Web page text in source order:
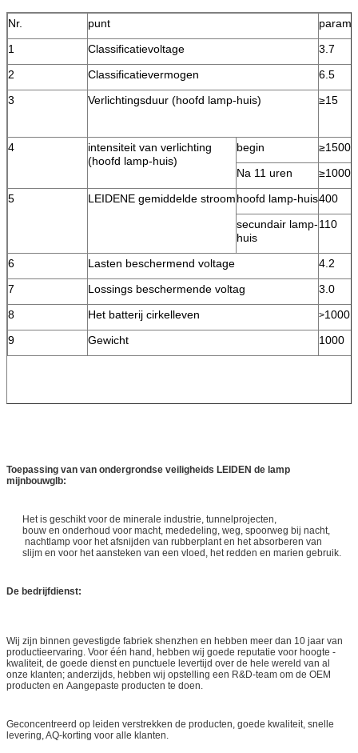
Nr. punt
1
Classificatievoltage
3.7
2
Classificatievermogen
6.5
3
Verlichtingsduur (hoofd lamp-huis) ≥15
4
intensiteit van verlichting
(hoofd lamp-huis)
begin
≥15000
Na 11 uren
≥10000
5
LEIDENE gemiddelde stroomhoofd lamp-huis400
secundair lamp-
huis
110
6 Lasten beschermend voltage
4.2
7
Lossings beschermende voltag
3.0
8
Het batterij cirkelleven >1000
9
Gewicht 1000
Toepassing van van ondergrondse veiligheids LEIDEN de lamp
mijnbouwglb:
Het is geschikt voor de minerale industrie, tunnelprojecten,
bouw en onderhoud voor macht, mededeling, weg, spoorweg bij nacht,
nachtlamp voor het afsnijden van rubberplant en het absorberen van
slijm en voor het aansteken van een vloed, het redden en marien gebruik.
De bedrijfdienst:
Wij zijn binnen gevestigde fabriek shenzhen en hebben meer dan 10 jaar van
productieervaring. Voor één hand, hebben wij goede reputatie voor hoogte -
kwaliteit, de goede dienst en punctuele levertijd over de hele wereld van al
onze klanten; anderzijds, hebben wij opstelling een R&D-team om de OEM
producten en Aangepaste producten te doen.
Geconcentreerd op leiden verstrekken de producten, goede kwaliteit, snelle
levering, AQ-korting voor alle klanten.